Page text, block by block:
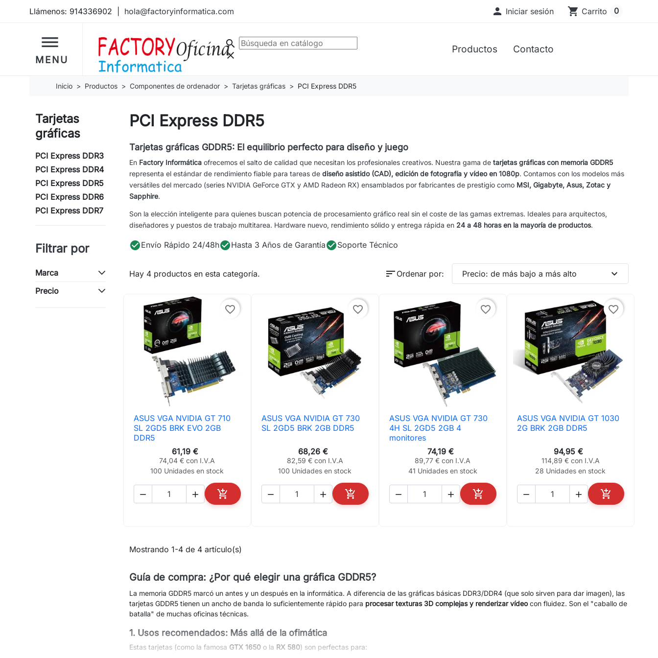
Llámenos: 914336902 hola@factoryinformatica.com  Iniciar sesión shopping_cart Carrito 0
dehaze
MENU
Productos Contacto
search
clear
Inicio Productos Componentes de ordenador Tarjetas gráficas PCI Express DDR5
Tarjetas
gráficas
PCI Express DDR3
PCI Express DDR4
PCI Express DDR5
PCI Express DDR6
PCI Express DDR7
Filtrar por
Marca
Precio
PCI Express DDR5
Tarjetas gráficas GDDR5: El equilibrio perfecto para diseño y juego
En Factory Informática ofrecemos el salto de calidad que necesitan los profesionales creativos. Nuestra gama de tarjetas gráficas con memoria GDDR5
representa el estándar de rendimiento fiable para tareas de diseño asistido (CAD), edición de fotografía y vídeo en 1080p. Contamos con los modelos más
versátiles del mercado (series NVIDIA GeForce GTX y AMD Radeon RX) ensamblados por fabricantes de prestigio como MSI, Gigabyte, Asus, Zotac y
Sapphire.
Son la elección inteligente para quienes buscan potencia de procesamiento gráfico real sin el coste de las gamas extremas. Ideales para arquitectos,
diseñadores y puestos de trabajo multitarea. Hardware nuevo, rendimiento sólido y entrega rápida en 24 a 48 horas en la mayoría de productos.
check_circleEnvío Rápido 24/48hcheck_circleHasta 3 Años de Garantíacheck_circleSoporte Técnico
Hay 4 productos en esta categoría. sort Ordenar por: Precio: de más bajo a más alto expand_more
favorite_border
 Vista rápida
ASUS VGA NVIDIA GT 710
SL 2GD5 BRK EVO 2GB
DDR5
61,19 €
74,04 € con I.V.A
100 Unidades en stock
  
AÑADIR AL CARRITO
favorite_border
 Vista rápida
ASUS VGA NVIDIA GT 730
SL 2GD5 BRK 2GB DDR5
68,26 €
82,59 € con I.V.A
100 Unidades en stock
  
AÑADIR AL CARRITO
favorite_border
 Vista rápida
ASUS VGA NVIDIA GT 730
4H SL 2GD5 2GB 4
monitores
74,19 €
89,77 € con I.V.A
41 Unidades en stock
  
AÑADIR AL CARRITO
favorite_border
 Vista rápida
ASUS VGA NVIDIA GT 1030
2G BRK 2GB DDR5
94,95 €
114,89 € con I.V.A
28 Unidades en stock
  
AÑADIR AL
Mostrando 1-4 de 4 artículo(s)
Guía de compra: ¿Por qué elegir una gráfica GDDR5?
La memoria GDDR5 marcó un antes y un después en la informática. A diferencia de las gráficas básicas DDR3/DDR4 (que solo sirven para dar imagen), las
tarjetas GDDR5 tienen un ancho de banda lo suficientemente rápido para procesar texturas 3D complejas y renderizar vídeocon fluidez. Son el "caballo de
batalla" de muchas oficinas técnicas.
1. Usos recomendados: Más allá de la ofimática
Estas tarjetas (como la famosa GTX 1650 o la RX 580) son perfectas para: